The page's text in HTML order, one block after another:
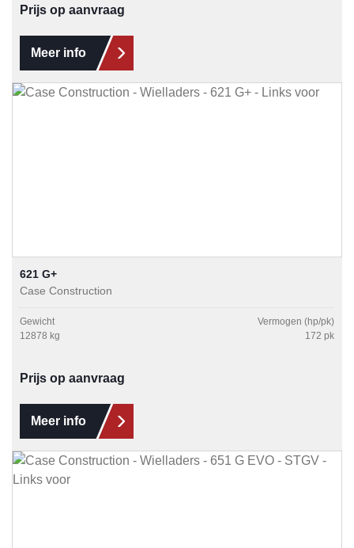
Prijs op aanvraag
Meer info
621 G+
Case Construction
Gewicht
12878 kg
Vermogen (hp/pk)
172 pk
Prijs op aanvraag
Meer info